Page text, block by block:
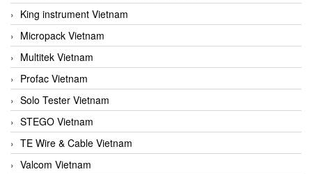
King instrument Vietnam
Micropack Vietnam
Multitek Vietnam
Profac Vietnam
Solo Tester Vietnam
STEGO Vietnam
TE Wire & Cable Vietnam
Valcom Vietnam